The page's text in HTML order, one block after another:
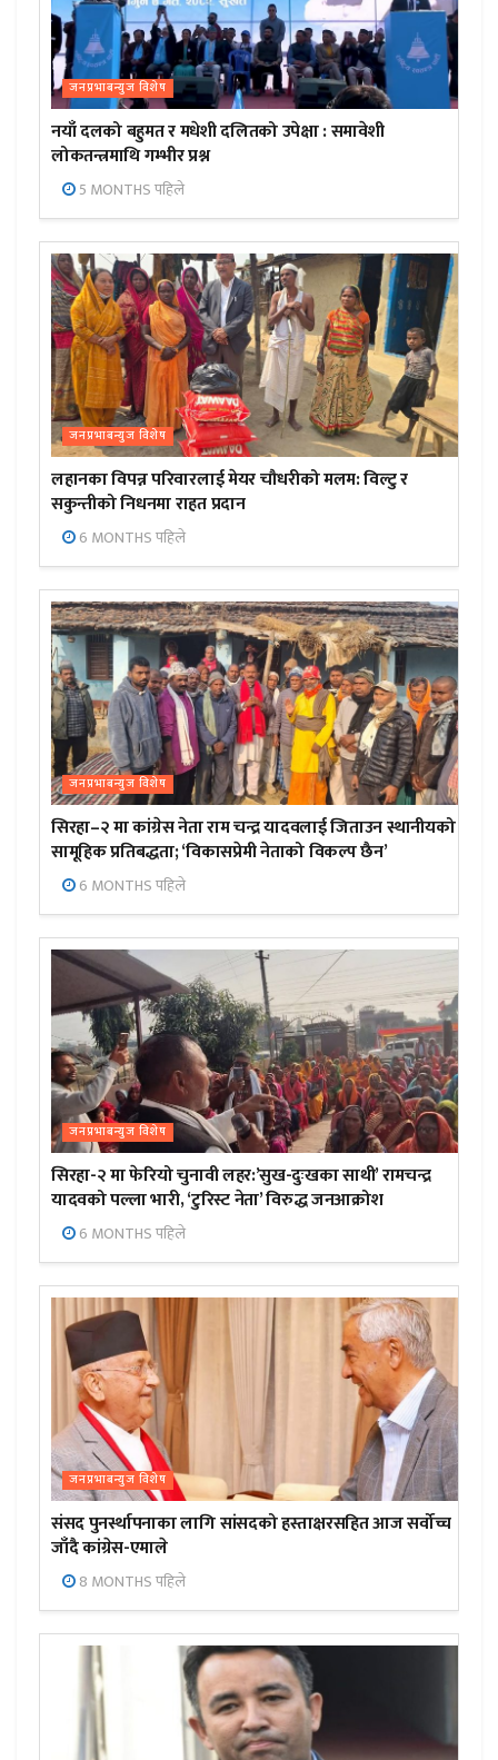
जनप्रभाबन्युज विशेष
नयाँ दलको बहुमत र मधेशी दलितको उपेक्षा : समावेशी
लोकतन्त्रमाथि गम्भीर प्रश्न
5 MONTHS पहिले
जनप्रभाबन्युज विशेष
लहानका विपन्न परिवारलाई मेयर चौधरीको मलम: विल्टु र
सकुन्तीको निधनमा राहत प्रदान
6 MONTHS पहिले
जनप्रभाबन्युज विशेष
सिरहा–२ मा कांग्रेस नेता राम चन्द्र यादवलाई जिताउन स्थानीयको
सामूहिक प्रतिबद्धता; ‘विकासप्रेमी नेताको विकल्प छैन’
6 MONTHS पहिले
जनप्रभाबन्युज विशेष
सिरहा-२ मा फेरियो चुनावी लहर:’सुख-दुःखका साथी’ रामचन्द्र
यादवको पल्ला भारी, ‘टुरिस्ट नेता’ विरुद्ध जनआक्रोश
6 MONTHS पहिले
जनप्रभाबन्युज विशेष
संसद पुनर्स्थापनाका लागि सांसदको हस्ताक्षरसहित आज सर्वोच्च
जाँदै कांग्रेस-एमाले
8 MONTHS पहिले